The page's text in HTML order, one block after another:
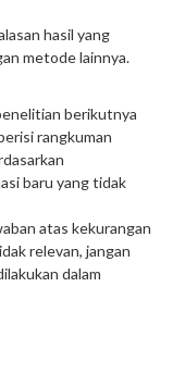
hasil yang
metode lainnya.
berikutnya
rangkuman
baru yang tidak
atas kekurangan
relevan, jangan
dalam